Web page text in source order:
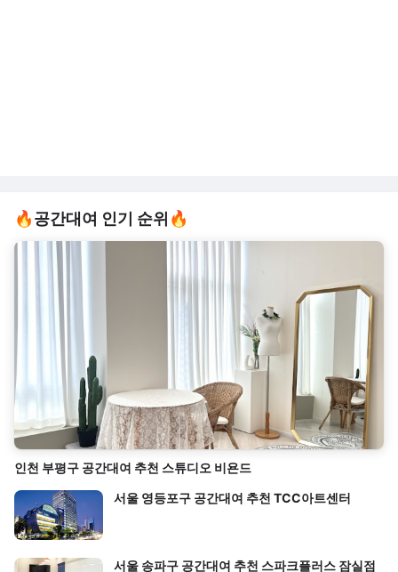
🔥공간대여 인기 순위🔥
인천 부평구 공간대여 추천 스튜디오 비욘드
서울 영등포구 공간대여 추천 TCC아트센터
서울 송파구 공간대여 추천 스파크플러스 잠실점